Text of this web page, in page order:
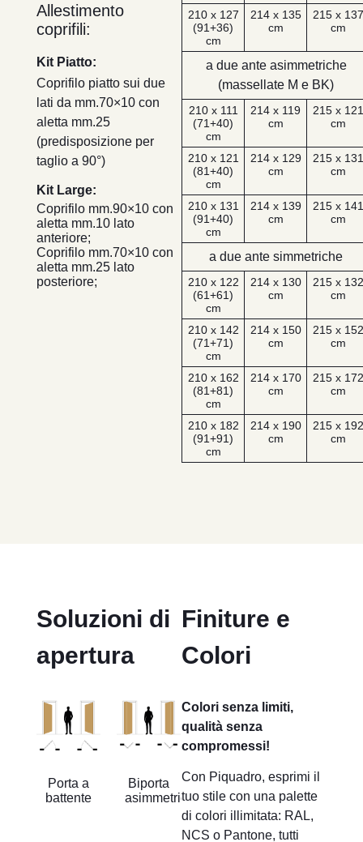
210 x 127
(91+36)
cm
214 x 135
cm
215 x
cm
a due ante asimmetriche
(massellate M e BK)
210 x 111
(71+40)
cm
214 x 119
cm
215 x
cm
210 x 121
(81+40)
cm
214 x 129
cm
215 x
cm
210 x 131
(91+40)
cm
214 x 139
cm
215 x
cm
a due ante simmetriche
210 x 122
(61+61)
cm
214 x 130
cm
215 x
cm
210 x 142
(71+71)
cm
214 x 150
cm
215 x
cm
210 x 162
(81+81)
cm
214 x 170
cm
215 x
cm
210 x 182
(91+91)
cm
214 x 190
cm
215 x
cm
Allestimento
coprifili:
Kit Piatto:
Coprifilo piatto sui due
lati da mm.70×10 con
aletta mm.25
(predisposizione per
taglio a 90°)
Kit Large:
Coprifilo mm.90×10 con
aletta mm.10 lato
anteriore;
Coprifilo mm.70×10 con
aletta mm.25 lato
posteriore;
Soluzioni di
apertura
Porta a
battente
Biporta
asimmetrica
Finiture e
Colori
Colori senza limiti,
qualità senza
compromessi!
Con Piquadro, esprimi il
tuo stile con una palette
di colori illimitata: RAL,
NCS o Pantone, tutti